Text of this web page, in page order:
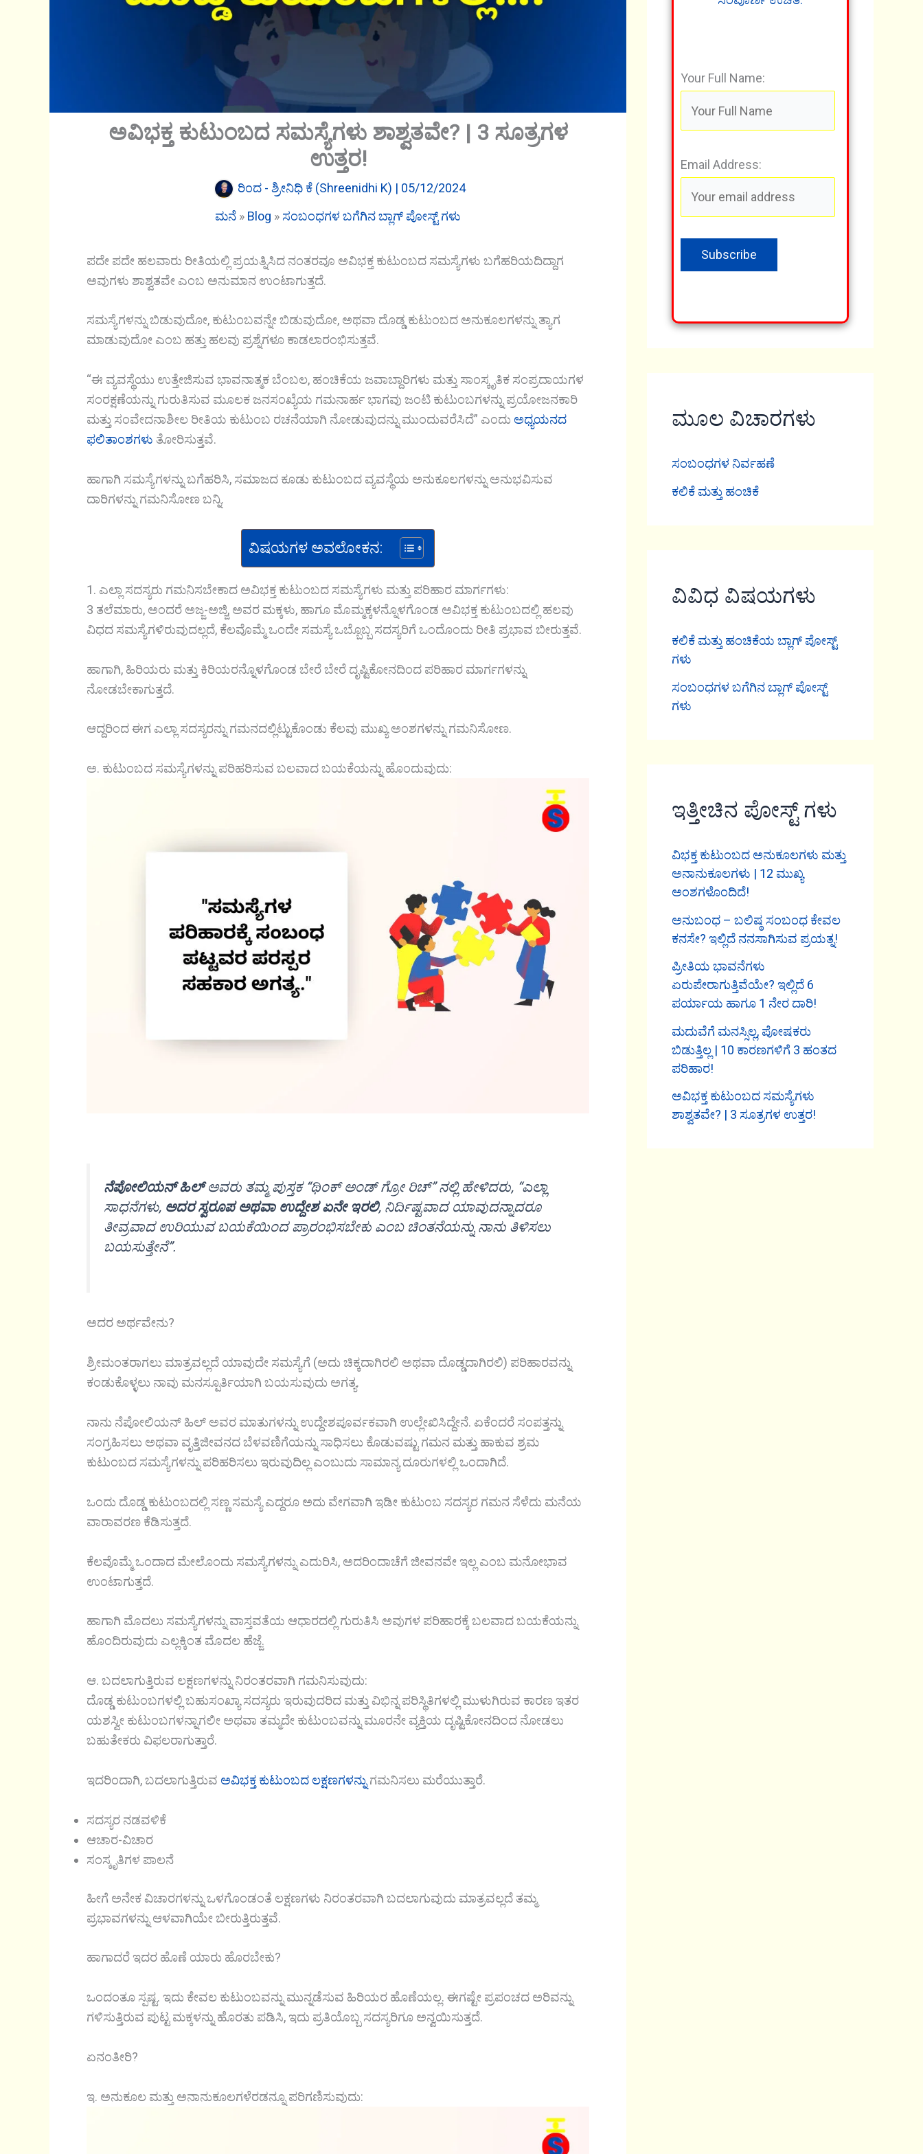
ಅವಿಭಕ್ತ ಕುಟುಂಬದ ಸಮಸ್ಯೆಗಳು ಶಾಶ್ವತವೇ? | 3 ಸೂತ್ರಗಳ
ಉತ್ತರ!
ರಿಂದ - ಶ್ರೀನಿಧಿ ಕೆ (Shreenidhi K) | 05/12/2024
ಮನೆ » Blog » ಸಂಬಂಧಗಳ ಬಗೆಗಿನ ಬ್ಲಾಗ್ ಪೋಸ್ಟ್ ಗಳು
ಪದೇ ಪದೇ ಹಲವಾರು ರೀತಿಯಲ್ಲಿ ಪ್ರಯತ್ನಿಸಿದ ನಂತರವೂ ಅವಿಭಕ್ತ ಕುಟುಂಬದ ಸಮಸ್ಯೆಗಳು ಬಗೆಹರಿಯದಿದ್ದಾಗ
ಅವುಗಳು ಶಾಶ್ವತವೇ ಎಂಬ ಅನುಮಾನ ಉಂಟಾಗುತ್ತದೆ.
ಸಮಸ್ಯೆಗಳನ್ನು ಬಿಡುವುದೋ, ಕುಟುಂಬವನ್ನೇ ಬಿಡುವುದೋ, ಅಥವಾ ದೊಡ್ಡ ಕುಟುಂಬದ ಅನುಕೂಲಗಳನ್ನು ತ್ಯಾಗ
ಮಾಡುವುದೋ ಎಂಬ ಹತ್ತು ಹಲವು ಪ್ರಶ್ನೆಗಳೂ ಕಾಡಲಾರಂಭಿಸುತ್ತವೆ.
“ಈ ವ್ಯವಸ್ಥೆಯು ಉತ್ತೇಜಿಸುವ ಭಾವನಾತ್ಮಕ ಬೆಂಬಲ, ಹಂಚಿಕೆಯ ಜವಾಬ್ದಾರಿಗಳು ಮತ್ತು ಸಾಂಸ್ಕೃತಿಕ ಸಂಪ್ರದಾಯಗಳ
ಸಂರಕ್ಷಣೆಯನ್ನು ಗುರುತಿಸುವ ಮೂಲಕ ಜನಸಂಖ್ಯೆಯ ಗಮನಾರ್ಹ ಭಾಗವು ಜಂಟಿ ಕುಟುಂಬಗಳನ್ನು ಪ್ರಯೋಜನಕಾರಿ
ಮತ್ತು ಸಂವೇದನಾಶೀಲ ರೀತಿಯ ಕುಟುಂಬ ರಚನೆಯಾಗಿ ನೋಡುವುದನ್ನು ಮುಂದುವರೆಸಿದೆ” ಎಂದು ಅಧ್ಯಯನದ
ಫಲಿತಾಂಶಗಳು ತೋರಿಸುತ್ತವೆ.
ಹಾಗಾಗಿ ಸಮಸ್ಯೆಗಳನ್ನು ಬಗೆಹರಿಸಿ, ಸಮಾಜದ ಕೂಡು ಕುಟುಂಬದ ವ್ಯವಸ್ಥೆಯ ಅನುಕೂಲಗಳನ್ನು ಅನುಭವಿಸುವ
ದಾರಿಗಳನ್ನು ಗಮನಿಸೋಣ ಬನ್ನಿ.
ವಿಷಯಗಳ ಅವಲೋಕನ:
1. ಎಲ್ಲಾ ಸದಸ್ಯರು ಗಮನಿಸಬೇಕಾದ ಅವಿಭಕ್ತ ಕುಟುಂಬದ ಸಮಸ್ಯೆಗಳು ಮತ್ತು ಪರಿಹಾರ ಮಾರ್ಗಗಳು:
3 ತಲೆಮಾರು, ಅಂದರೆ ಅಜ್ಜ-ಅಜ್ಜಿ, ಅವರ ಮಕ್ಕಳು, ಹಾಗೂ ಮೊಮ್ಮಕ್ಕಳನ್ನೊಳಗೊಂಡ ಅವಿಭಕ್ತ ಕುಟುಂಬದಲ್ಲಿ ಹಲವು
ವಿಧದ ಸಮಸ್ಯೆಗಳಿರುವುದಲ್ಲದೆ, ಕೆಲವೊಮ್ಮೆ ಒಂದೇ ಸಮಸ್ಯೆ ಒಬ್ಬೊಬ್ಬ ಸದಸ್ಯರಿಗೆ ಒಂದೊಂದು ರೀತಿ ಪ್ರಭಾವ ಬೀರುತ್ತವೆ.
ಹಾಗಾಗಿ, ಹಿರಿಯರು ಮತ್ತು ಕಿರಿಯರನ್ನೊಳಗೊಂಡ ಬೇರೆ ಬೇರೆ ದೃಷ್ಟಿಕೋನದಿಂದ ಪರಿಹಾರ ಮಾರ್ಗಗಳನ್ನು
ನೋಡಬೇಕಾಗುತ್ತದೆ.
ಆದ್ದರಿಂದ ಈಗ ಎಲ್ಲಾ ಸದಸ್ಯರನ್ನು ಗಮನದಲ್ಲಿಟ್ಟುಕೊಂಡು ಕೆಲವು ಮುಖ್ಯ ಅಂಶಗಳನ್ನು ಗಮನಿಸೋಣ.
ಅ. ಕುಟುಂಬದ ಸಮಸ್ಯೆಗಳನ್ನು ಪರಿಹರಿಸುವ ಬಲವಾದ ಬಯಕೆಯನ್ನು ಹೊಂದುವುದು:
ನೆಪೋಲಿಯನ್ ಹಿಲ್ಅವರು ತಮ್ಮ ಪುಸ್ತಕ “ಥಿಂಕ್ ಅಂಡ್ ಗ್ರೋ ರಿಚ್” ನಲ್ಲಿ ಹೇಳಿದರು, “ಎಲ್ಲಾ
ಸಾಧನೆಗಳು, ಅದರ ಸ್ವರೂಪ ಅಥವಾ ಉದ್ದೇಶ ಏನೇ ಇರಲಿ, ನಿರ್ದಿಷ್ಟವಾದ ಯಾವುದನ್ನಾದರೂ
ತೀವ್ರವಾದ ಉರಿಯುವ ಬಯಕೆಯಿಂದ ಪ್ರಾರಂಭಿಸಬೇಕು ಎಂಬ ಚಿಂತನೆಯನ್ನು ನಾನು ತಿಳಿಸಲು
ಬಯಸುತ್ತೇನೆ”.
ಅದರ ಅರ್ಥವೇನು?
ಶ್ರೀಮಂತರಾಗಲು ಮಾತ್ರವಲ್ಲದೆ ಯಾವುದೇ ಸಮಸ್ಯೆಗೆ (ಅದು ಚಿಕ್ಕದಾಗಿರಲಿ ಅಥವಾ ದೊಡ್ಡದಾಗಿರಲಿ) ಪರಿಹಾರವನ್ನು
ಕಂಡುಕೊಳ್ಳಲು ನಾವು ಮನಸ್ಪೂರ್ತಿಯಾಗಿ ಬಯಸುವುದು ಅಗತ್ಯ.
ನಾನು ನೆಪೋಲಿಯನ್ ಹಿಲ್ ಅವರ ಮಾತುಗಳನ್ನು ಉದ್ದೇಶಪೂರ್ವಕವಾಗಿ ಉಲ್ಲೇಖಿಸಿದ್ದೇನೆ. ಏಕೆಂದರೆ ಸಂಪತ್ತನ್ನು
ಸಂಗ್ರಹಿಸಲು ಅಥವಾ ವೃತ್ತಿಜೀವನದ ಬೆಳವಣಿಗೆಯನ್ನು ಸಾಧಿಸಲು ಕೊಡುವಷ್ಟು ಗಮನ ಮತ್ತು ಹಾಕುವ ಶ್ರಮ
ಕುಟುಂಬದ ಸಮಸ್ಯೆಗಳನ್ನು ಪರಿಹರಿಸಲು ಇರುವುದಿಲ್ಲ ಎಂಬುದು ಸಾಮಾನ್ಯ ದೂರುಗಳಲ್ಲಿ ಒಂದಾಗಿದೆ.
ಒಂದು ದೊಡ್ಡ ಕುಟುಂಬದಲ್ಲಿ ಸಣ್ಣ ಸಮಸ್ಯೆ ಎದ್ದರೂ ಅದು ವೇಗವಾಗಿ ಇಡೀ ಕುಟುಂಬ ಸದಸ್ಯರ ಗಮನ ಸೆಳೆದು ಮನೆಯ
ವಾರಾವರಣ ಕೆಡಿಸುತ್ತದೆ.
ಕೆಲವೊಮ್ಮೆ ಒಂದಾದ ಮೇಲೊಂದು ಸಮಸ್ಯೆಗಳನ್ನು ಎದುರಿಸಿ, ಅದರಿಂದಾಚೆಗೆ ಜೀವನವೇ ಇಲ್ಲ ಎಂಬ ಮನೋಭಾವ
ಉಂಟಾಗುತ್ತದೆ.
ಹಾಗಾಗಿ ಮೊದಲು ಸಮಸ್ಯೆಗಳನ್ನು ವಾಸ್ತವತೆಯ ಆಧಾರದಲ್ಲಿ ಗುರುತಿಸಿ ಅವುಗಳ ಪರಿಹಾರಕ್ಕೆ ಬಲವಾದ ಬಯಕೆಯನ್ನು
ಹೊಂದಿರುವುದು ಎಲ್ಲಕ್ಕಿಂತ ಮೊದಲ ಹೆಜ್ಜೆ.
ಆ. ಬದಲಾಗುತ್ತಿರುವ ಲಕ್ಷಣಗಳನ್ನು ನಿರಂತರವಾಗಿ ಗಮನಿಸುವುದು:
ದೊಡ್ಡ ಕುಟುಂಬಗಳಲ್ಲಿ ಬಹುಸಂಖ್ಯಾ ಸದಸ್ಯರು ಇರುವುದರಿದ ಮತ್ತು ವಿಭಿನ್ನ ಪರಿಸ್ಥಿತಿಗಳಲ್ಲಿ ಮುಳುಗಿರುವ ಕಾರಣ ಇತರ
ಯಶಸ್ವೀ ಕುಟುಂಬಗಳನ್ನಾಗಲೀ ಅಥವಾ ತಮ್ಮದೇ ಕುಟುಂಬವನ್ನು ಮೂರನೇ ವ್ಯಕ್ತಿಯ ದೃಷ್ಟಿಕೋನದಿಂದ ನೋಡಲು
ಬಹುತೇಕರು ವಿಫಲರಾಗುತ್ತಾರೆ.
ಇದರಿಂದಾಗಿ, ಬದಲಾಗುತ್ತಿರುವ ಅವಿಭಕ್ತ ಕುಟುಂಬದ ಲಕ್ಷಣಗಳನ್ನು ಗಮನಿಸಲು ಮರೆಯುತ್ತಾರೆ.
ಸದಸ್ಯರ ನಡವಳಿಕೆ
ಆಚಾರ-ವಿಚಾರ
ಸಂಸ್ಕೃತಿಗಳ ಪಾಲನೆ
ಹೀಗೆ ಅನೇಕ ವಿಚಾರಗಳನ್ನು ಒಳಗೊಂಡಂತೆ ಲಕ್ಷಣಗಳು ನಿರಂತರವಾಗಿ ಬದಲಾಗುವುದು ಮಾತ್ರವಲ್ಲದೆ ತಮ್ಮ
ಪ್ರಭಾವಗಳನ್ನು ಆಳವಾಗಿಯೇ ಬೀರುತ್ತಿರುತ್ತವೆ.
ಹಾಗಾದರೆ ಇದರ ಹೊಣೆ ಯಾರು ಹೊರಬೇಕು?
ಒಂದಂತೂ ಸ್ಪಷ್ಟ. ಇದು ಕೇವಲ ಕುಟುಂಬವನ್ನು ಮುನ್ನಡೆಸುವ ಹಿರಿಯರ ಹೊಣೆಯಲ್ಲ. ಈಗಷ್ಟೇ ಪ್ರಪಂಚದ ಅರಿವನ್ನು
ಗಳಿಸುತ್ತಿರುವ ಪುಟ್ಟ ಮಕ್ಕಳನ್ನು ಹೊರತು ಪಡಿಸಿ, ಇದು ಪ್ರತಿಯೊಬ್ಬ ಸದಸ್ಯರಿಗೂ ಅನ್ವಯಿಸುತ್ತದೆ.
ಏನಂತೀರಿ?
ಇ. ಅನುಕೂಲ ಮತ್ತು ಅನಾನುಕೂಲಗಳೆರಡನ್ನೂ ಪರಿಗಣಿಸುವುದು:
Your Full Name:
Email Address:
ಮೂಲ ವಿಚಾರಗಳು
ಸಂಬಂಧಗಳ ನಿರ್ವಹಣೆ
ಕಲಿಕೆ ಮತ್ತು ಹಂಚಿಕೆ
ವಿವಿಧ ವಿಷಯಗಳು
ಕಲಿಕೆ ಮತ್ತು ಹಂಚಿಕೆಯ ಬ್ಲಾಗ್ ಪೋಸ್ಟ್
ಗಳು
ಸಂಬಂಧಗಳ ಬಗೆಗಿನ ಬ್ಲಾಗ್ ಪೋಸ್ಟ್
ಗಳು
ಇತ್ತೀಚಿನ ಪೋಸ್ಟ್ ಗಳು
ವಿಭಕ್ತ ಕುಟುಂಬದ ಅನುಕೂಲಗಳು ಮತ್ತು
ಅನಾನುಕೂಲಗಳು | 12 ಮುಖ್ಯ
ಅಂಶಗಳೊಂದಿದೆ!
ಅನುಬಂಧ – ಬಲಿಷ್ಠ ಸಂಬಂಧ ಕೇವಲ
ಕನಸೇ? ಇಲ್ಲಿದೆ ನನಸಾಗಿಸುವ ಪ್ರಯತ್ನ!
ಪ್ರೀತಿಯ ಭಾವನೆಗಳು
ಏರುಪೇರಾಗುತ್ತಿವೆಯೇ? ಇಲ್ಲಿದೆ 6
ಪರ್ಯಾಯ ಹಾಗೂ 1 ನೇರ ದಾರಿ!
ಮದುವೆಗೆ ಮನಸ್ಸಿಲ್ಲ, ಪೋಷಕರು
ಬಿಡುತ್ತಿಲ್ಲ | 10 ಕಾರಣಗಳಿಗೆ 3 ಹಂತದ
ಪರಿಹಾರ!
ಅವಿಭಕ್ತ ಕುಟುಂಬದ ಸಮಸ್ಯೆಗಳು
ಶಾಶ್ವತವೇ? | 3 ಸೂತ್ರಗಳ ಉತ್ತರ!